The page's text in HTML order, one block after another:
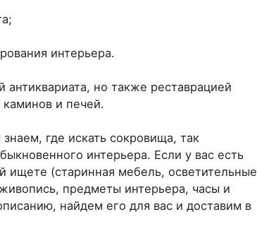
интерьера.
но также реставрацией
и печей.
где искать сокровища, так
интерьера. Если у вас есть
ищете (старинная мебель, осветительные
предметы интерьера, часы и
найдем его для вас и доставим в